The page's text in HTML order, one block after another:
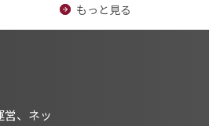
もっと見る
、ネッ